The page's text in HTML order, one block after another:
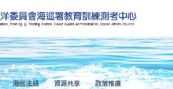
海巡法規 資源共享 政策推廣